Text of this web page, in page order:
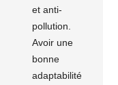
et anti-
pollution.
Avoir une
bonne
adaptabilité